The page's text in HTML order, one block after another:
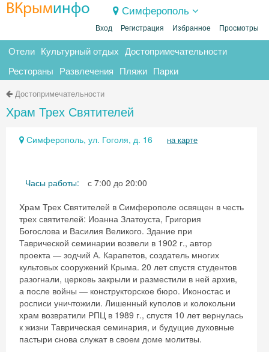
ВКрыминфо Симферополь
Вход Регистрация Избранное Просмотры
Отели Культурный отдых Достопримечательности
Рестораны Развлечения Пляжи Парки
Достопримечательности
Храм Трех Святителей
Симферополь, ул. Гоголя, д. 16 на карте
Часы работы:
с 7:00 до 20:00
Храм Трех Святителей в Симферополе освящен в честь
трех святителей: Иоанна Златоуста, Григория
Богослова и Василия Великого. Здание при
Таврической семинарии возвели в 1902 г., автор
проекта — зодчий А. Карапетов, создатель многих
культовых сооружений Крыма. 20 лет спустя студентов
разогнали, церковь закрыли и разместили в ней архив,
а после войны — конструкторское бюро. Иконостас и
росписи уничтожили. Лишенный куполов и колокольни
храм возвратили РПЦ в 1989 г., спустя 10 лет вернулась
к жизни Таврическая семинария, и будущие духовные
пастыри снова служат в своем доме молитвы.